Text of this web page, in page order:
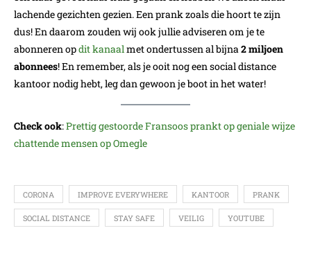
lachende gezichten gezien. Een prank zoals die hoort te zijn
dus! En daarom zouden wij ook jullie adviseren om je te
abonneren opdit kanaalmet ondertussen al bijna2 miljoen
abonnees! En remember, als je ooit nog een social distance
kantoor nodig hebt, leg dan gewoon je boot in het water!
Check ook:Prettig gestoorde Fransoos prankt op geniale wijze
chattende mensen op Omegle
CORONA IMPROVE EVERYWHERE KANTOOR PRANK
SOCIAL DISTANCE STAY SAFE VEILIG YOUTUBE